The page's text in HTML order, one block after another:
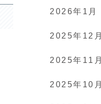
2026年1月
2025年12月
2025年11月
2025年10月